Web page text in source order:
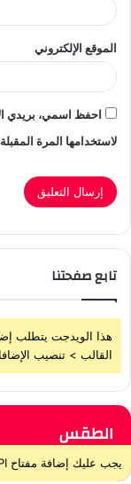
الموقع الإلكتروني
احفظ اسمي، بريدي
لاستخدامها المرة
تابع صفحتنا
هذا الويدجت يتطلب
القالب > تنصيب
الطقس
يجب عليك إضافة مفتاح API للطقس من خلال صفحة إعدادات القالب > الدمج